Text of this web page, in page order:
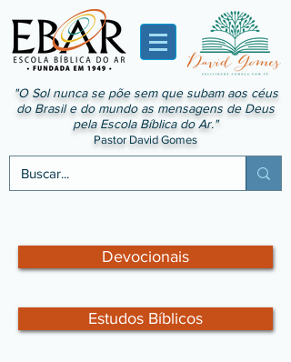
"O Sol nunca se põe sem que subam aos céus
do Brasil e do mundo as mensagens de Deus
pela Escola Bíblica do Ar."
Pastor David Gomes
Devocionais
Estudos Bíblicos